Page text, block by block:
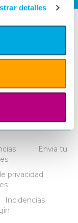
detalles
Envia tu
privacidad
Incidencias